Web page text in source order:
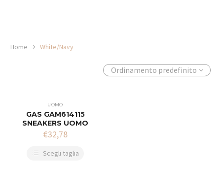
Home White/Navy
Ordinamento predefinito
UOMO
GAS GAM614115
SNEAKERS UOMO
€32,78
Scegli taglia